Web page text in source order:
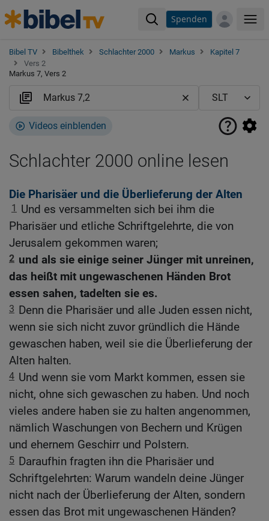
Spenden
Bibel TV Bibelthek Schlachter 2000 Markus
Kapitel 7
Vers 2
Markus 7, Vers 2
Videos einblenden
Schlachter 2000 online lesen
Die Pharisäer und die Überlieferung der Alten
1
Und es versammelten sich bei ihm die
Pharisäer und etliche Schriftgelehrte, die von
Jerusalem gekommen waren;
2 und als sie einige seiner Jünger mit unreinen,
das heißt mit ungewaschenen Händen Brot
essen sahen, tadelten sie es.
3 Denn die Pharisäer und alle Juden essen nicht,
wenn sie sich nicht zuvor gründlich die Hände
gewaschen haben, weil sie die Überlieferung der
Alten halten.
4 Und wenn sie vom Markt kommen, essen sie
nicht, ohne sich gewaschen zu haben. Und noch
vieles andere haben sie zu halten angenommen,
nämlich Waschungen von Bechern und Krügen
und ehernem Geschirr und Polstern.
5 Daraufhin fragten ihn die Pharisäer und
Schriftgelehrten: Warum wandeln deine Jünger
nicht nach der Überlieferung der Alten, sondern
essen das Brot mit ungewaschenen Händen?